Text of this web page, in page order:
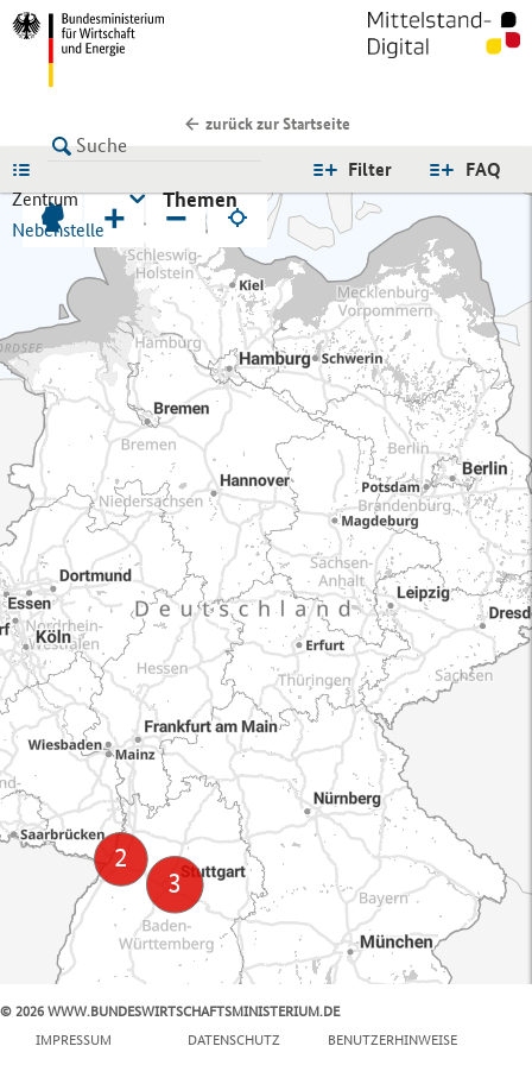
zurück zur Startseite
FAQ
Filter
Zentrum
Nebenstelle
Themen
+ −
© 2026 WWW.BUNDESWIRTSCHAFTSMINISTERIUM.DE
IMPRESSUM
DATENSCHUTZ BENUTZERHINWEISE